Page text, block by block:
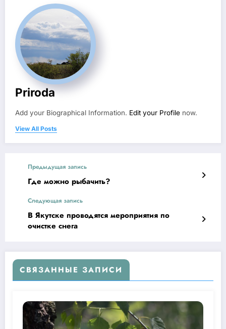
Priroda
Add your Biographical Information. Edit your Profile now.
View All Posts
Предыдущая запись
Где можно рыбачить?
Следующая запись
В Якутске проводятся мероприятия по
очистке снега
СВЯЗАННЫЕ ЗАПИСИ